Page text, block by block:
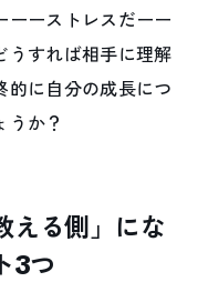
ーーストレスだーー
うすれば相手に理解
的に自分の成長につ
うか？
える側」にな
3つ